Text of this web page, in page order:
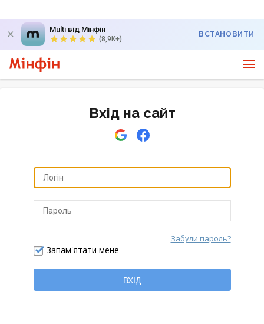
Multi від Мінфін
(8,9K+)
ВСТАНОВИТИ
Вхід на сайт
Запам'ятати мене
Забули пароль?
ВХІД